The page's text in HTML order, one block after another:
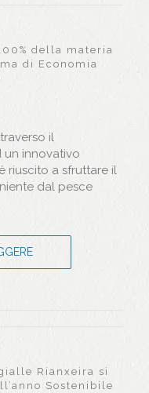
della materia
di Economia
il
un innovativo
riuscito a sfruttare il
dal pesce
Rianxeira si
Sostenibile